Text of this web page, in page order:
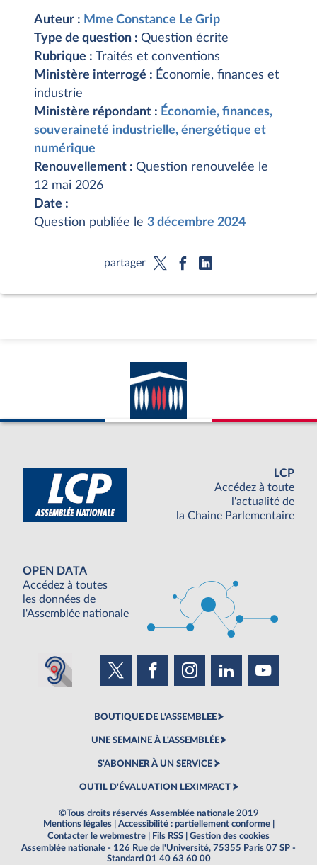
Auteur : Mme Constance Le Grip
Type de question : Question écrite
Rubrique : Traités et conventions
Ministère interrogé : Économie, finances et
industrie
Ministère répondant : Économie, finances,
souveraineté industrielle, énergétique et
numérique
Renouvellement : Question renouvelée le
12 mai 2026
Date :
Question publiée le 3 décembre 2024
partager
LCP
Accédez à toute
l'actualité de
la Chaine Parlementaire
OPEN DATA
Accédez à toutes
les données de
l'Assemblée nationale
BOUTIQUE DE L'ASSEMBLEE
UNE SEMAINE À L'ASSEMBLÉE
S'ABONNER À UN SERVICE
OUTIL D'ÉVALUATION LEXIMPACT
©Tous droits réservés Assemblée nationale 2019
Mentions légales
Accessibilité : partiellement conforme
Contacter le webmestre
Fils RSS
Gestion des cookies
Assemblée nationale - 126 Rue de l'Université, 75355 Paris 07 SP -
Standard 01 40 63 60 00